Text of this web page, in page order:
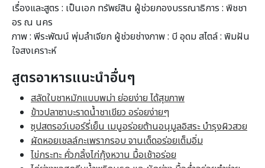
เรื่องและสูตร : เป็นเอก ทรัพย์สิน ผู้ช่วยกองบรรณาธิการ : พิชชา
อร ณ นคร
ภาพ : พีระพัฒน์ พุ่มลำเจียก ผู้ช่วยช่างภาพ : บี อุดม สไตล์ : พิมฝัน
ใจสงเคราะห์
สูตรอาหารแนะนำอื่นๆ
สลัดใบชาหมักแบบพม่า ย่อยง่าย ได้สุขภาพ
ข้าวปลาซาบะราดน้ำชาเขียว อร่อยง่ายๆ
ซุปสตรอว์เบอร์รี่เย็น เมนูอร่อยต้านอนุมูลอิสระ บำรุงผิวสวย
ผัดหอยเชลล์กะเพรากรอบ จานเด็ดอร่อยเต็มอิ่ม
ไข่กระทะ คั่วกลิ้งไก่กุ้งหวาน มื้อเช้าอร่อย